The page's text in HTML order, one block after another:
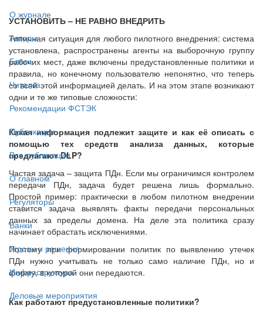
О журнале
Авторы
Блоги
Читалка
Рекомендации ФСТЭК
Публикации
Все публикации
О главном
Регуляторы
Банки
Угрозы и решения
Инфраструктура
Деловые мероприятия
УСТАНОВИТЬ – НЕ РАВНО ВНЕДРИТЬ
Типичная ситуация для любого пилотного внедрения: система
установлена, распространены агенты на выборочную группу
рабочих мест, даже включены предустановленные политики и
правила, но конечному пользователю непонятно, что теперь
со всей этой информацией делать. И на этом этапе возникают
одни и те же типовые сложности:
Какая информация подлежит защите и как её описать с
помощью тех средств анализа данных, которые
предлагают DLP?
Частая задача – защита ПДн. Если мы ограничимся контролем
передачи ПДн, задача будет решена лишь формально.
Простой пример: практически в любом пилотном внедрении
ставится задача выявлять факты передачи персональных
данных за пределы домена. На деле эта политика сразу
начинает обрастать исключениями.
Поэтому при формировании политик по выявлению утечек
ПДн нужно учитывать не только само наличие ПДн, но и
форму, в которой они передаются.
Как работают предустановленные политики?